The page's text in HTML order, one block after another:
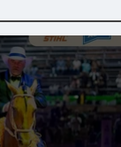
$
$
$